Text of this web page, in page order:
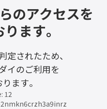
のアクセスを
ます。
定されたため、
イのご利用を
ます。
12